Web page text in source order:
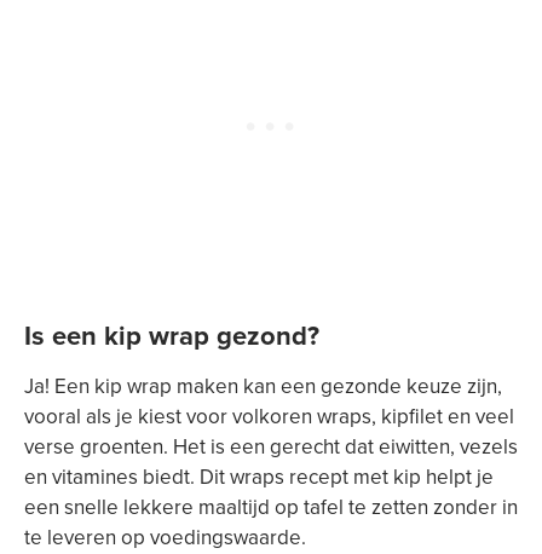
Is een kip wrap gezond?
Ja! Een kip wrap maken kan een gezonde keuze zijn,
vooral als je kiest voor volkoren wraps, kipfilet en veel
verse groenten. Het is een gerecht dat eiwitten, vezels
en vitamines biedt. Dit wraps recept met kip helpt je
een snelle lekkere maaltijd op tafel te zetten zonder in
te leveren op voedingswaarde.